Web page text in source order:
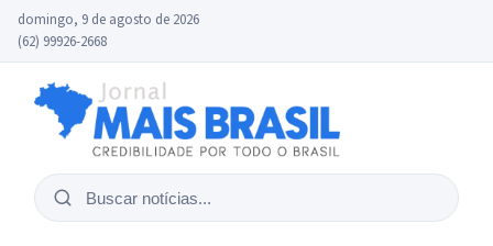
domingo, 9 de agosto de 2026
(62) 99926-2668
Buscar